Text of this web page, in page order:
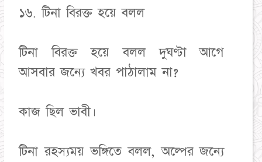
১৬. টিনা বিরক্ত হয়ে বলল
টিনা বিরক্ত হয়ে বলল দুঘণ্টা আগে
আসবার জন্যে খবর পাঠালাম না?
কাজ ছিল ভাবী।
টিনা রহস্যময় ভঙ্গিতে বলল, অল্পের জন্যে